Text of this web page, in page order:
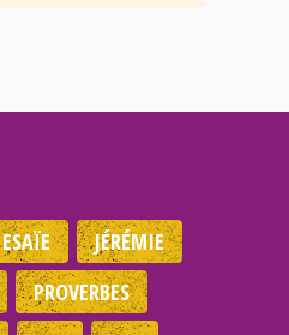
ESAÏE
JÉRÉMIE
PROVERBES